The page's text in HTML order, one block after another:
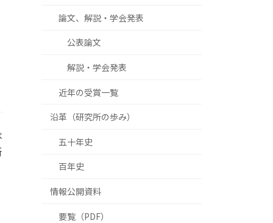
論文、解説・学会発表
公表論文
解説・学会発表
近年の受賞一覧
沿革（研究所の歩み）
五十年史
百年史
情報公開資料
要覧（PDF）